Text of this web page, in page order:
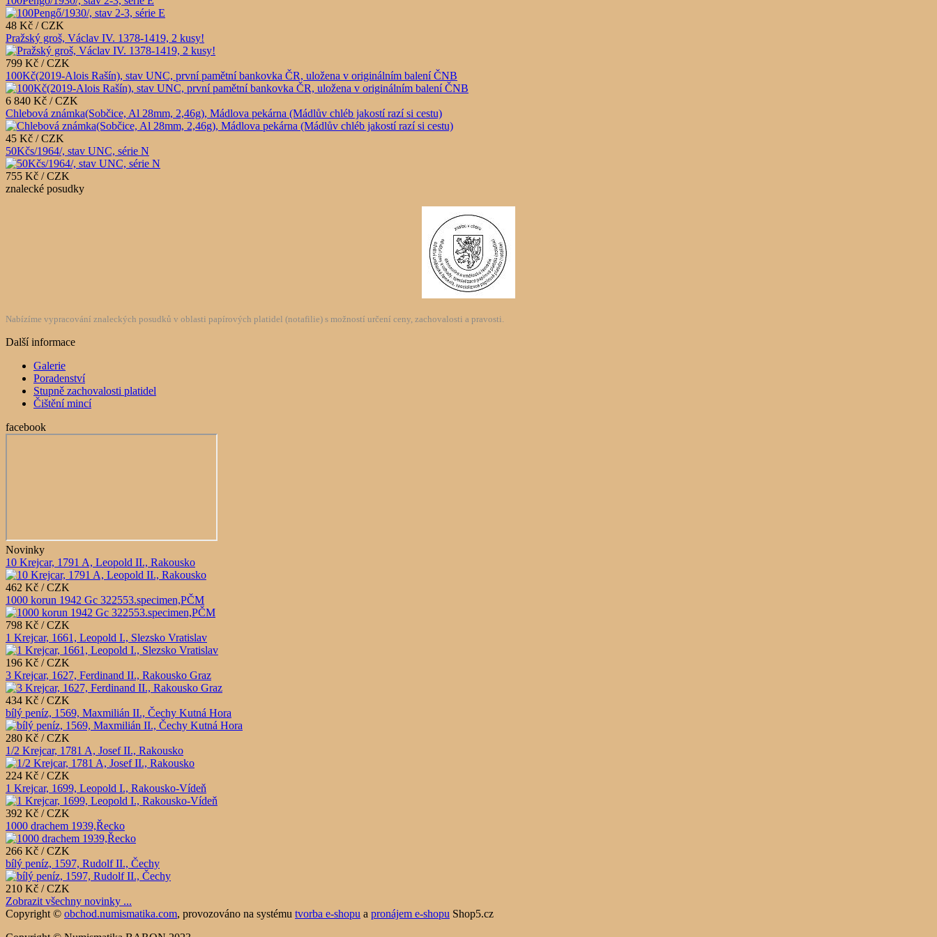
48 Kč / CZK
Pražský groš, Václav IV. 1378-1419, 2 kusy!
799 Kč / CZK
100Kč(2019-Alois Rašín), stav UNC, první pamětní bankovka ČR, uložena v originálním balení ČNB
6 840 Kč / CZK
Chlebová známka(Sobčice, Al 28mm, 2,46g), Mádlova pekárna (Mádlův chléb jakostí razí si cestu)
45 Kč / CZK
50Kčs/1964/, stav UNC, série N
755 Kč / CZK
znalecké posudky
Nabízíme vypracování znaleckých posudků v oblasti papírových platidel (notafilie) s možností určení ceny, zachovalosti a pravosti.
Další informace
Galerie
Poradenství
Stupně zachovalosti platidel
Čištění mincí
facebook
Novinky
10 Krejcar, 1791 A, Leopold II., Rakousko
462 Kč / CZK
1000 korun 1942 Gc 322553.specimen,PČM
798 Kč / CZK
1 Krejcar, 1661, Leopold I., Slezsko Vratislav
196 Kč / CZK
3 Krejcar, 1627, Ferdinand II., Rakousko Graz
434 Kč / CZK
bílý peníz, 1569, Maxmilián II., Čechy Kutná Hora
280 Kč / CZK
1/2 Krejcar, 1781 A, Josef II., Rakousko
224 Kč / CZK
1 Krejcar, 1699, Leopold I., Rakousko-Vídeň
392 Kč / CZK
1000 drachem 1939,Řecko
266 Kč / CZK
bílý peníz, 1597, Rudolf II., Čechy
210 Kč / CZK
Zobrazit všechny novinky ...
Copyright © obchod.numismatika.com, provozováno na systému tvorba e-shopu a pronájem e-shopu Shop5.cz